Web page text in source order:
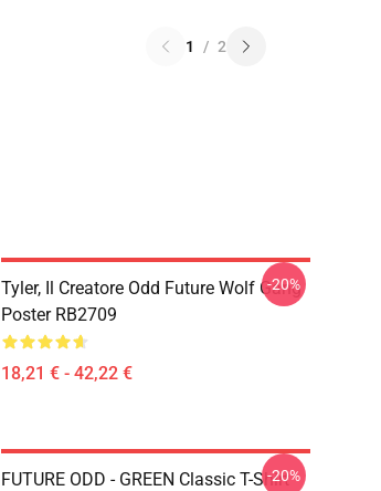
1 / 2
Tyler, Il Creatore Odd Future Wolf Gang
Poster RB2709
18,21 € - 42,22 €
-20%
FUTURE ODD - GREEN Classic T-Shirt
-20%